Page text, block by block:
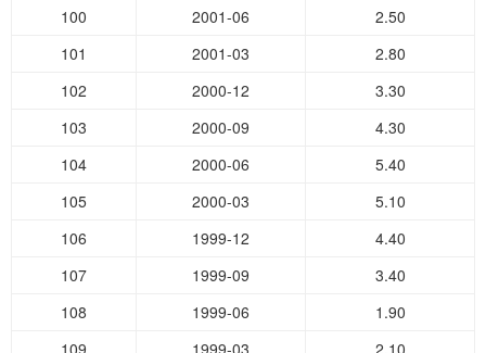
100
2001-06
2.50
101
2001-03
2.80
102
2000-12
3.30
103
2000-09
4.30
104
2000-06
5.40
105
2000-03
5.10
106
1999-12
4.40
107
1999-09
3.40
108
1999-06
1.90
109
1999-03
2.10